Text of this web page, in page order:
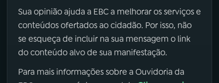
Sua opinião ajuda a EBC a melhorar os serviços e
conteúdos ofertados ao cidadão. Por isso, não
se esqueça de incluir na sua mensagem o link
do conteúdo alvo de sua manifestação.
Para mais informações sobre a Ouvidoria da